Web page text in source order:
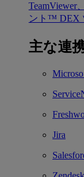
TeamViewer
ント™ DEX
主な連
Jira